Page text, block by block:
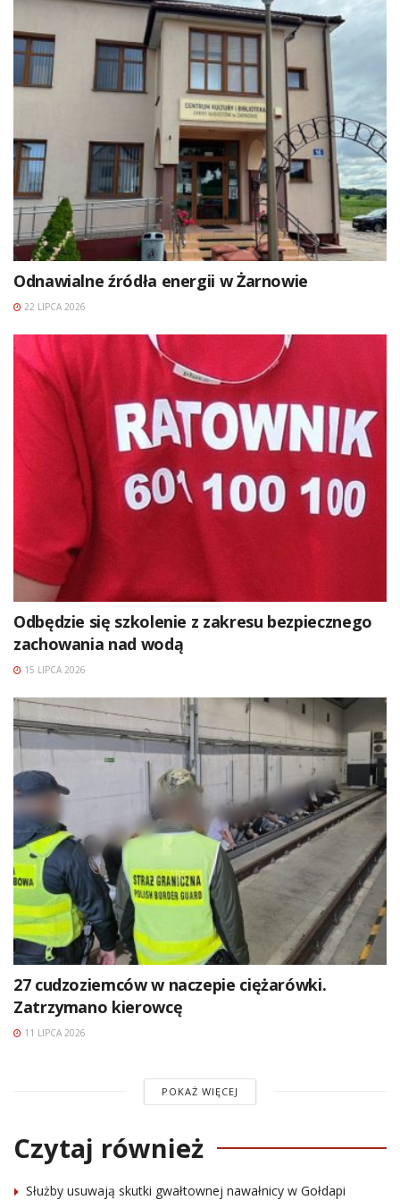
Odnawialne źródła energii w Żarnowie
22 LIPCA 2026
Odbędzie się szkolenie z zakresu bezpiecznego
zachowania nad wodą
15 LIPCA 2026
27 cudzoziemców w naczepie ciężarówki.
Zatrzymano kierowcę
11 LIPCA 2026
POKAŻ WIĘCEJ
Czytaj również
Służby usuwają skutki gwałtownej nawałnicy w Gołdapi